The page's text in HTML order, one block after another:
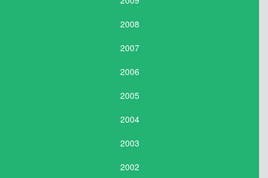
2008
2007
2006
2005
2004
2003
2002